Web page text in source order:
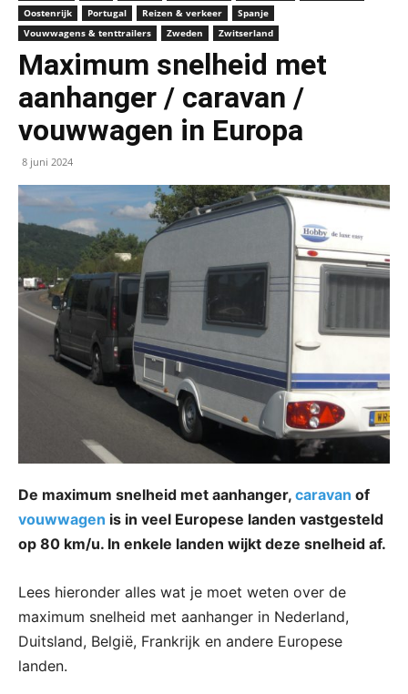
Oostenrijk
Portugal Reizen & verkeer
Spanje
Vouwwagens & tenttrailers
Zweden Zwitserland
Maximum snelheid met
aanhanger / caravan /
vouwwagen in Europa
8 juni 2024
De maximum snelheid met aanhanger, caravan of
vouwwagen is in veel Europese landen vastgesteld
op 80 km/u. In enkele landen wijkt deze snelheid af.
Lees hieronder alles wat je moet weten over de
maximum snelheid met aanhanger in Nederland,
Duitsland, België, Frankrijk en andere Europese
landen.